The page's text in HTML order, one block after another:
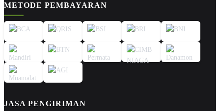
METODE PEMBAYARAN
JASA PENGIRIMAN